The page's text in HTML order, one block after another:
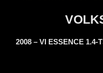
2008 – VI ESSENCE 1.4-